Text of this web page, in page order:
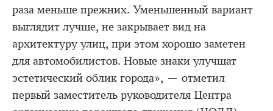
раза меньше прежних. Уменьшенный вариант
выглядит лучше, не закрывает вид на
архитектуру улиц, при этом хорошо заметен
для автомобилистов. Новые знаки улучшат
эстетический облик города», — отметил
первый заместитель руководителя Центра